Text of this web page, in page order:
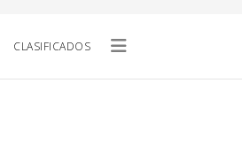
CLASIFICADOS